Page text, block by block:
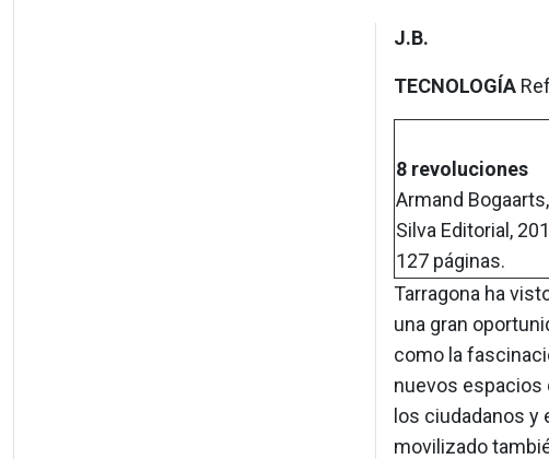
J.B.
TECNOLOGÍA
8 revoluciones
Armand
Silva Editorial,
127 páginas.
Tarragona ha
una gran
como la
nuevos espacios
los ciudadanos y
movilizado